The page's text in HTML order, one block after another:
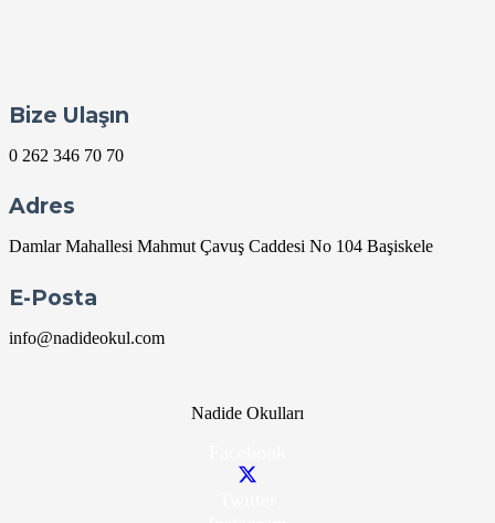
Bize Ulaşın
0 262 346 70 70
Adres
Damlar Mahallesi Mahmut Çavuş Caddesi No 104 Başiskele
E-Posta
info@nadideokul.com
Nadide Okulları